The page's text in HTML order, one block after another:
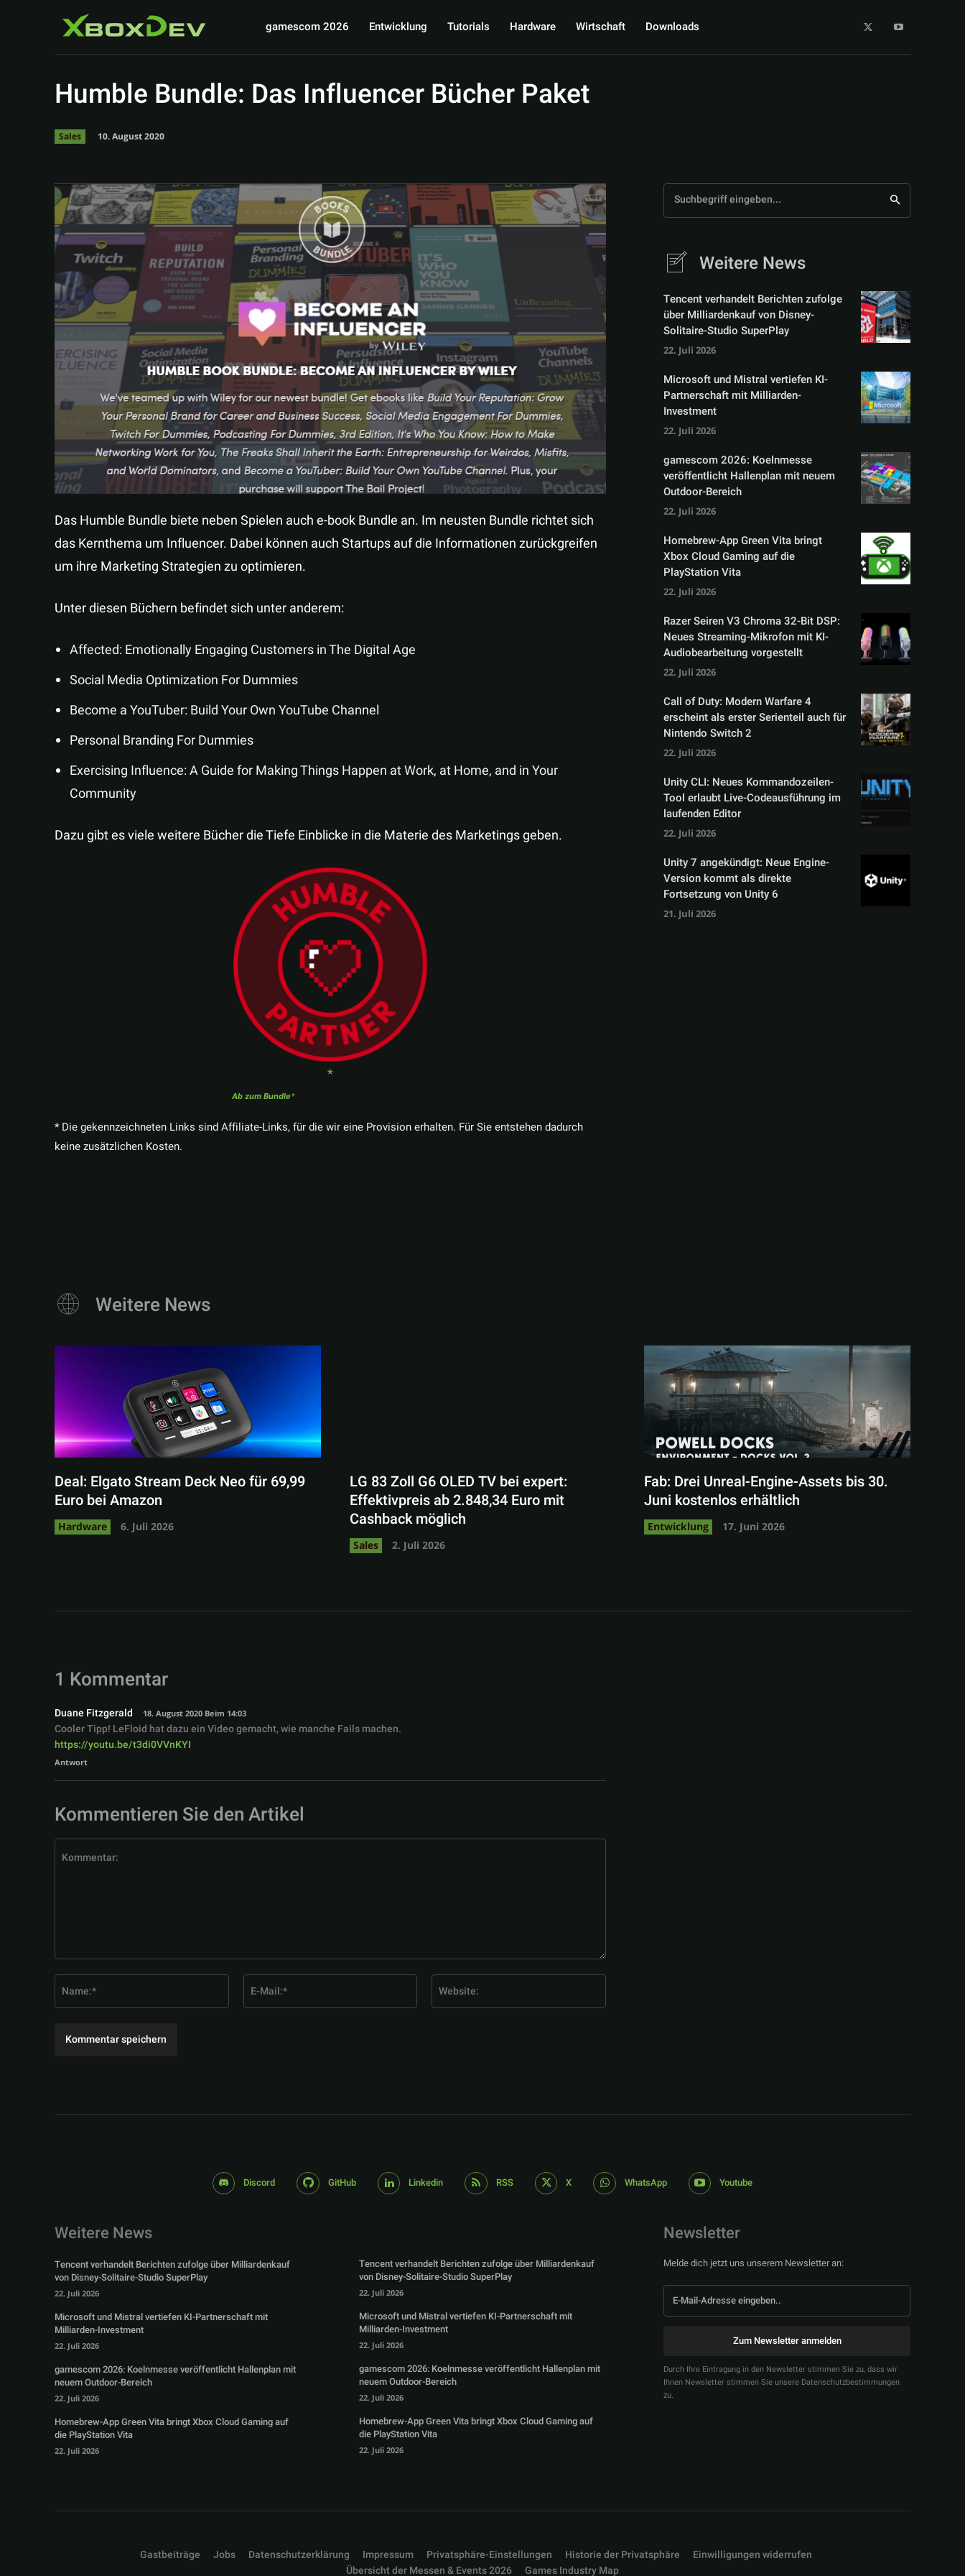
gamescom 2026 Entwicklung Tutorials Hardware Wirtschaft Downloads
Humble Bundle: Das Influencer Bücher Paket
Sales 10. August 2020
Teilen
Das Humble Bundle biete neben Spielen auch e-book Bundle an. Im neusten Bundle richtet sich
das Kernthema um Influencer. Dabei können auch Startups auf die Informationen zurückgreifen
um ihre Marketing Strategien zu optimieren.
Unter diesen Büchern befindet sich unter anderem:
Affected: Emotionally Engaging Customers in The Digital Age
Social Media Optimization For Dummies
Become a YouTuber: Build Your Own YouTube Channel
Personal Branding For Dummies
Exercising Influence: A Guide for Making Things Happen at Work, at Home, and in Your
Community
Dazu gibt es viele weitere Bücher die Tiefe Einblicke in die Materie des Marketings geben.
Ab zum Bundle
* Die gekennzeichneten Links sind Affiliate-Links, für die wir eine Provision erhalten. Für Sie entstehen dadurch
keine zusätzlichen Kosten.
Suchbegriff eingeben...
Weitere News
Tencent verhandelt Berichten zufolge
über Milliardenkauf von Disney-
Solitaire-Studio SuperPlay
22. Juli 2026
Microsoft und Mistral vertiefen KI-
Partnerschaft mit Milliarden-
Investment
22. Juli 2026
gamescom 2026: Koelnmesse
veröffentlicht Hallenplan mit neuem
Outdoor-Bereich
22. Juli 2026
Homebrew-App Green Vita bringt
Xbox Cloud Gaming auf die
PlayStation Vita
22. Juli 2026
Razer Seiren V3 Chroma 32-Bit DSP:
Neues Streaming-Mikrofon mit KI-
Audiobearbeitung vorgestellt
22. Juli 2026
Call of Duty: Modern Warfare 4
erscheint als erster Serienteil auch für
Nintendo Switch 2
22. Juli 2026
Unity CLI: Neues Kommandozeilen-
Tool erlaubt Live-Codeausführung im
laufenden Editor
22. Juli 2026
Unity 7 angekündigt: Neue Engine-
Version kommt als direkte
Fortsetzung von Unity 6
21. Juli 2026
Weitere News
Deal: Elgato Stream Deck Neo für 69,99
Euro bei Amazon
Hardware 6. Juli 2026
LG 83 Zoll G6 OLED TV bei expert:
Effektivpreis ab 2.848,34 Euro mit
Cashback möglich
Sales 2. Juli 2026
Fab: Drei Unreal-Engine-Assets bis 30.
Juni kostenlos erhältlich
Entwicklung 17. Juni 2026
1 Kommentar
Duane Fitzgerald 18. August 2020 Beim 14:03
Cooler Tipp! LeFloid hat dazu ein Video gemacht, wie manche Fails machen.
https://youtu.be/t3di0VVnKYI
Antwort
Kommentieren Sie den Artikel
Mail:*
Discord GitHub Linkedin RSS X WhatsApp Youtube
Weitere News
Tencent verhandelt Berichten zufolge über Milliardenkauf
von Disney-Solitaire-Studio SuperPlay
22. Juli 2026
Microsoft und Mistral vertiefen KI-Partnerschaft mit
Milliarden-Investment
22. Juli 2026
gamescom 2026: Koelnmesse veröffentlicht Hallenplan mit
neuem Outdoor-Bereich
22. Juli 2026
Homebrew-App Green Vita bringt Xbox Cloud Gaming auf
die PlayStation Vita
22. Juli 2026
Tencent verhandelt Berichten zufolge über Milliardenkauf
von Disney-Solitaire-Studio SuperPlay
22. Juli 2026
Microsoft und Mistral vertiefen KI-Partnerschaft mit
Milliarden-Investment
22. Juli 2026
gamescom 2026: Koelnmesse veröffentlicht Hallenplan mit
neuem Outdoor-Bereich
22. Juli 2026
Homebrew-App Green Vita bringt Xbox Cloud Gaming auf
die PlayStation Vita
22. Juli 2026
Newsletter
Melde dich jetzt uns unserem Newsletter an:
Zum Newsletter anmelden
Durch Ihre Eintragung in den Newsletter stimmen Sie zu, dass wir
Ihnen Newsletter stimmen Sie unsere Datenschutzbestimmungen
zu.
Gastbeiträge Jobs Datenschutzerklärung Impressum Privatsphäre-Einstellungen Historie der Privatsphäre
Einwilligungen widerrufen
Übersicht der Messen & Events 2026
Games Industry Map